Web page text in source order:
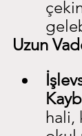
Uzun
hali,